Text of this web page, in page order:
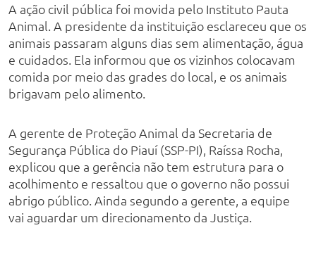
A ação civil pública foi movida pelo Instituto Pauta
Animal. A presidente da instituição esclareceu que os
animais passaram alguns dias sem alimentação, água
e cuidados. Ela informou que os vizinhos colocavam
comida por meio das grades do local, e os animais
brigavam pelo alimento.
A gerente de Proteção Animal da Secretaria de
Segurança Pública do Piauí (SSP-PI), Raíssa Rocha,
explicou que a gerência não tem estrutura para o
acolhimento e ressaltou que o governo não possui
abrigo público. Ainda segundo a gerente, a equipe
vai aguardar um direcionamento da Justiça.